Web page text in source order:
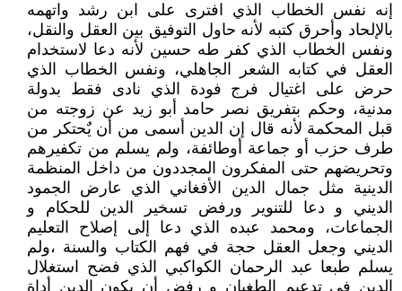
إنه نفس الخطاب الذي افترى على ابن رشد واتهمه
بالإلحاد وأحرق كتبه لأنه حاول التوفيق بين العقل والنقل،
ونفس الخطاب الذي كفر طه حسين لأنه دعا لاستخدام
العقل في كتابه الشعر الجاهلي، ونفس الخطاب الذي
حرض على اغتيال فرج فودة الذي نادى فقط بدولة
مدنية، وحكم بتفريق نصر حامد أبو زيد عن زوجته من
قبل المحكمة لأنه قال إن الدين أسمى من أن يٌحتكر من
طرف حزب أو جماعة أوطائفة، ولم يسلم من تكفيرهم
وتحريضهم حتى المفكرون المجددون من داخل المنظمة
الدينية مثل جمال الدين الأفغاني الذي عارض الجمود
الديني و دعا للتنوير ورفض تسخير الدين للحكام و
الجماعات، ومحمد عبده الذي دعا إلى إصلاح التعليم
الديني وجعل العقل حجة في فهم الكتاب والسنة ،ولم
يسلم طبعا عبد الرحمان الكواكبي الذي فضح استغلال
الدين في تدعيم الطغيان و رفض أن يكون الدين أداة